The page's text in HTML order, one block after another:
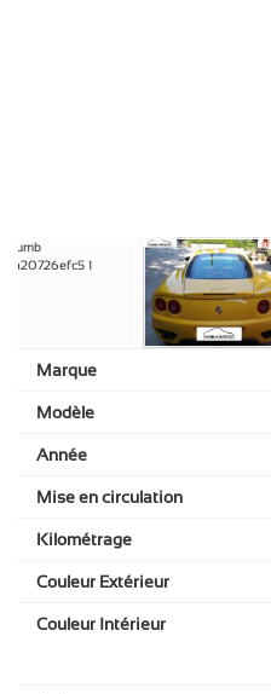
Marque
Modèle
Année
Mise en circulation
Kilométrage
Couleur Extérieur
Couleur Intérieur